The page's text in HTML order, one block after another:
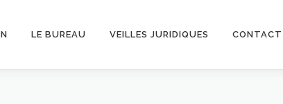
LE BUREAU VEILLES JURIDIQUES CONTACT